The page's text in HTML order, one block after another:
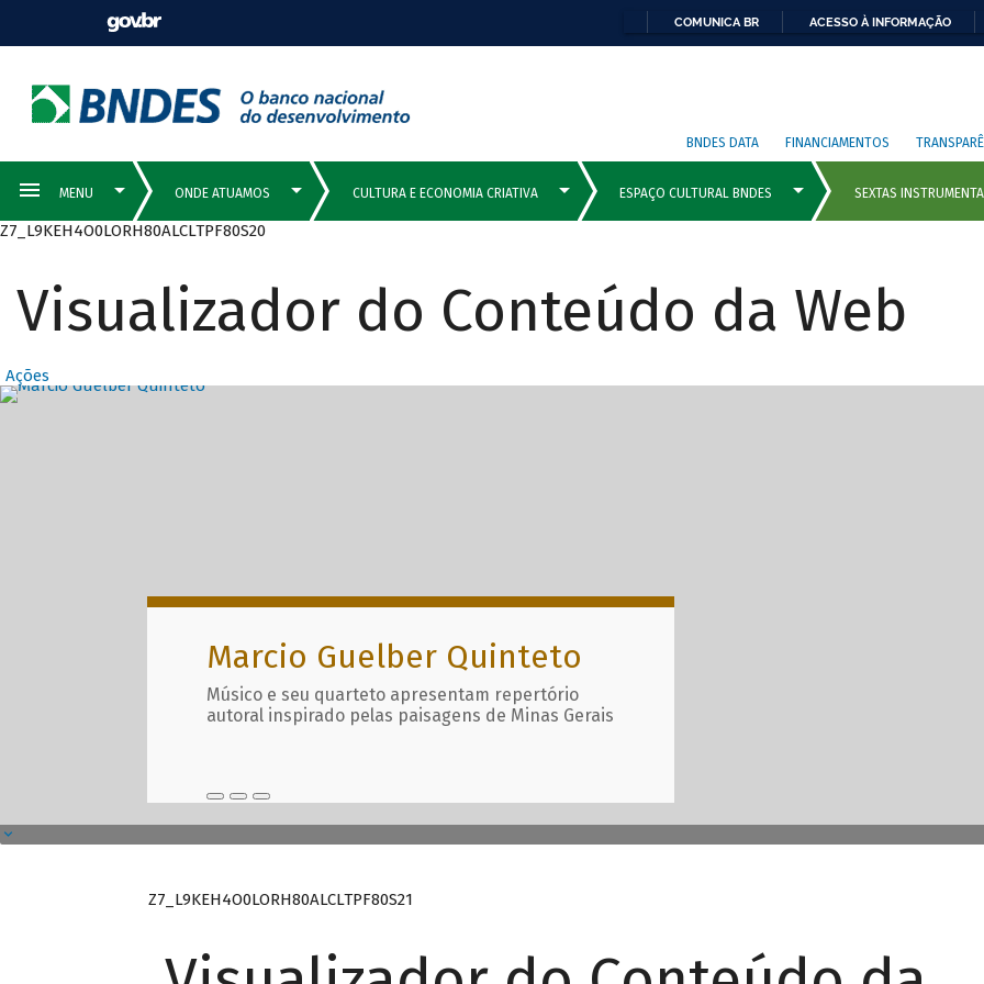
COMUNICA BR ACESSO À INFORMAÇÃO
BNDES DATA FINANCIAMENTOS
Z7_L9KEH4O0LORH80ALCLTPF80S20
Visualizador do Conteúdo da Web
Ações
Destaques Principais com
Marcio Guelber Quinteto
Músico e seu quarteto apresentam repertório
autoral inspirado pelas paisagens de Minas Gerais
Z7_L9KEH4O0LORH80ALCLTPF80S21